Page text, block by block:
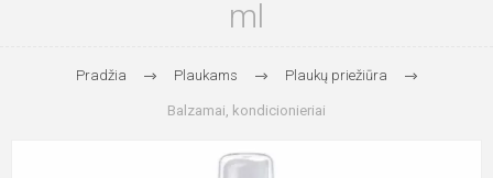
ml
Pradžia Plaukams Plaukų priežiūra
Balzamai, kondicionieriai